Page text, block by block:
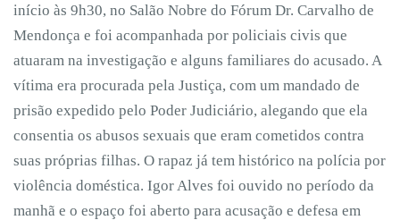
início às 9h30, no Salão Nobre do Fórum Dr. Carvalho de
Mendonça e foi acompanhada por policiais civis que
atuaram na investigação e alguns familiares do acusado. A
vítima era procurada pela Justiça, com um mandado de
prisão expedido pelo Poder Judiciário, alegando que ela
consentia os abusos sexuais que eram cometidos contra
suas próprias filhas. O rapaz já tem histórico na polícia por
violência doméstica. Igor Alves foi ouvido no período da
manhã e o espaço foi aberto para acusação e defesa em